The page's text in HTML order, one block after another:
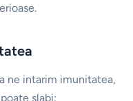
ne intarim imunitatea,
slabi: